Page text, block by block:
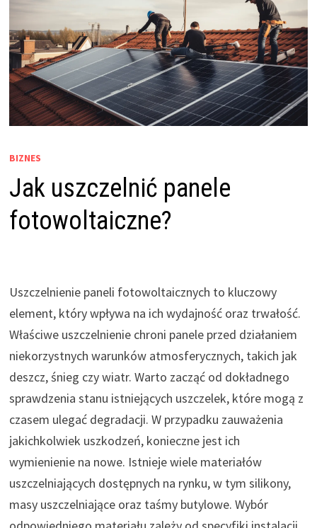
BIZNES
Jak uszczelnić panele
fotowoltaiczne?
Uszczelnienie paneli fotowoltaicznych to kluczowy
element, który wpływa na ich wydajność oraz trwałość.
Właściwe uszczelnienie chroni panele przed działaniem
niekorzystnych warunków atmosferycznych, takich jak
deszcz, śnieg czy wiatr. Warto zacząć od dokładnego
sprawdzenia stanu istniejących uszczelek, które mogą z
czasem ulegać degradacji. W przypadku zauważenia
jakichkolwiek uszkodzeń, konieczne jest ich
wymienienie na nowe. Istnieje wiele materiałów
uszczelniających dostępnych na rynku, w tym silikony,
masy uszczelniające oraz taśmy butylowe. Wybór